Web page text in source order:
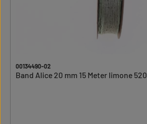
00134490-02
Band Alice 20 mm 15 Meter limone 520